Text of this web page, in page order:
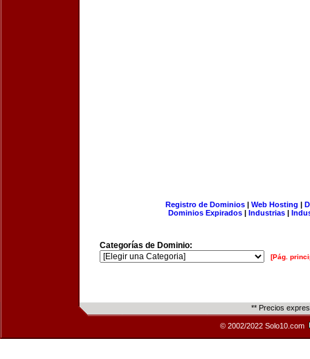
Registro de Dominios| Web Hosting |
Dominios Expirados | Industrias |
Categorías de Dominio:
[Pág.
** Precios
© 2002/2022 Solo10.com